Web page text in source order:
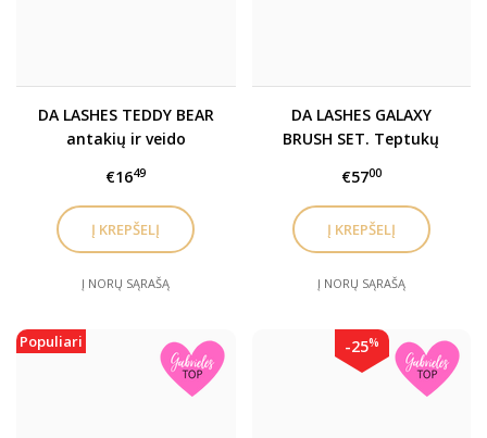
DA LASHES TEDDY BEAR
antakių ir veido
500gr
€1649
Į NORŲ SĄRAŠĄ
DA LASHES GALAXY
BRUSH SET. Teptukų
€5700
Į NORŲ SĄRAŠĄ
Populiari -25%